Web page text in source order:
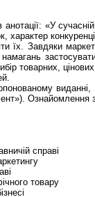
«У
їх. Завдяки
намагань
товарних,
Ознайомлення з
справі
товару